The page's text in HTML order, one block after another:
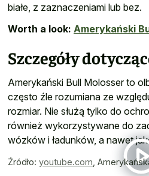
białe, z zaznaczeniami lub bez.
Worth a look: Amerykański
Szczegóły
Amerykański Bull Molosser to
często źle rozumiana ze
rozmiar. Nie służą tylko do
również wykorzystywane do
wózków i ładunków, a nawet
Źródło: youtube.com